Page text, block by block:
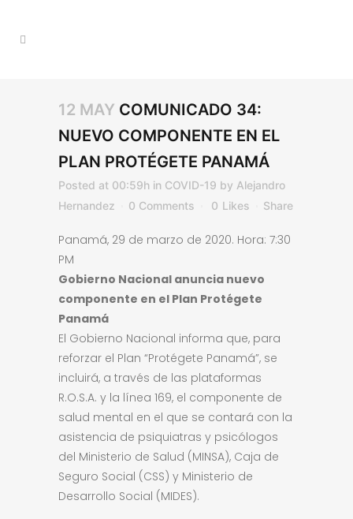
12 MAY COMUNICADO 34:
NUEVO COMPONENTE EN EL
PLAN PROTÉGETE PANAMÁ
Posted at 00:59h in COVID-19 by Alejandro
Hernandez
0 Comments 0 Likes Share
Panamá, 29 de marzo de 2020. Hora: 7:30
PM
Gobierno Nacional anuncia nuevo
componente en el Plan Protégete
Panamá
El Gobierno Nacional informa que, para
reforzar el Plan “Protégete Panamá”, se
incluirá, a través de las plataformas
R.O.S.A. y la línea 169, el componente de
salud mental en el que se contará con la
asistencia de psiquiatras y psicólogos
del Ministerio de Salud (MINSA), Caja de
Seguro Social (CSS) y Ministerio de
Desarrollo Social (MIDES).